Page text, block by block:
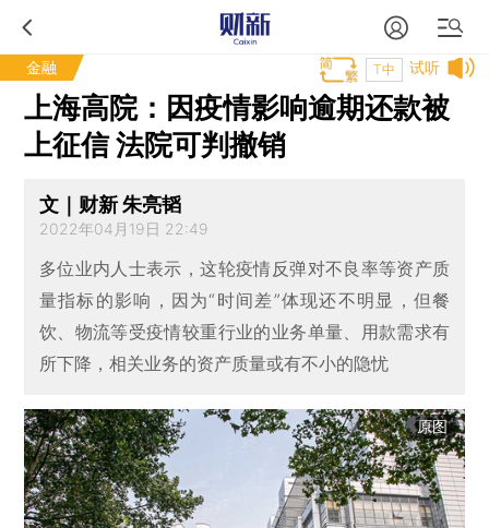
金融 试听
T中
上海高院：因疫情影响逾期还款被
上征信 法院可判撤销
文｜财新 朱亮韬
2022年04月19日 22:49
多位业内人士表示，这轮疫情反弹对不良率等资产质
量指标的影响，因为“时间差”体现还不明显，但餐
饮、物流等受疫情较重行业的业务单量、用款需求有
所下降，相关业务的资产质量或有不小的隐忧
原图